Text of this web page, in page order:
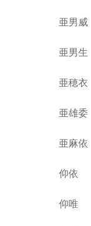
亜男威
亜男生
亜穂衣
亜雄委
亜麻依
仰依
仰唯